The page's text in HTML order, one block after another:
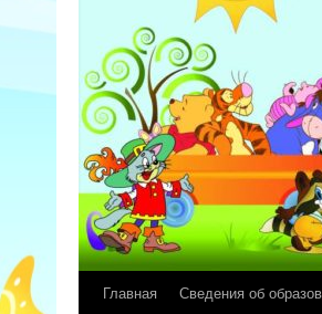
Перейти
Главная Сведения об